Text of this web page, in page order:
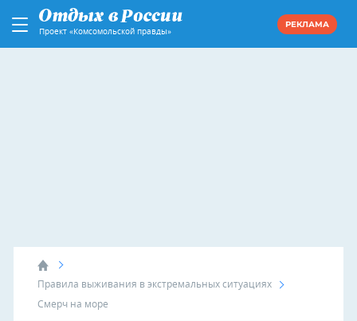
Проект «Комсомольской правды»
РЕКЛАМА
Правила выживания в экстремальных ситуациях
Смерч на море